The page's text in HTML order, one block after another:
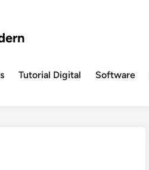
Tutorial Digital Software